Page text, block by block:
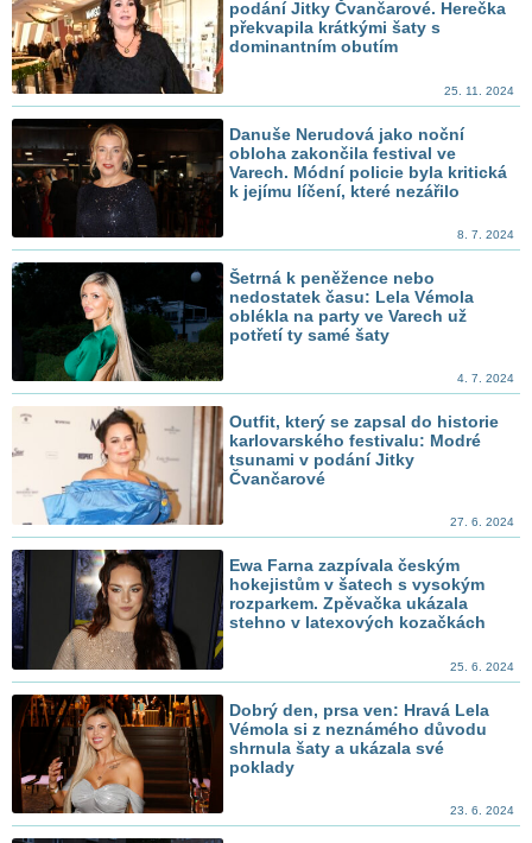
podání Jitky Čvančarové. Herečka
překvapila krátkými šaty s
dominantním obutím
25. 11. 2024
Danuše Nerudová jako noční
obloha zakončila festival ve
Varech. Módní policie byla kritická
k jejímu líčení, které nezářilo
8. 7. 2024
Šetrná k peněžence nebo
nedostatek času: Lela Vémola
oblékla na party ve Varech už
potřetí ty samé šaty
4. 7. 2024
Outfit, který se zapsal do historie
karlovarského festivalu: Modré
tsunami v podání Jitky
Čvančarové
27. 6. 2024
Ewa Farna zazpívala českým
hokejistům v šatech s vysokým
rozparkem. Zpěvačka ukázala
stehno v latexových kozačkách
25. 6. 2024
Dobrý den, prsa ven: Hravá Lela
Vémola si z neznámého důvodu
shrnula šaty a ukázala své
poklady
23. 6. 2024